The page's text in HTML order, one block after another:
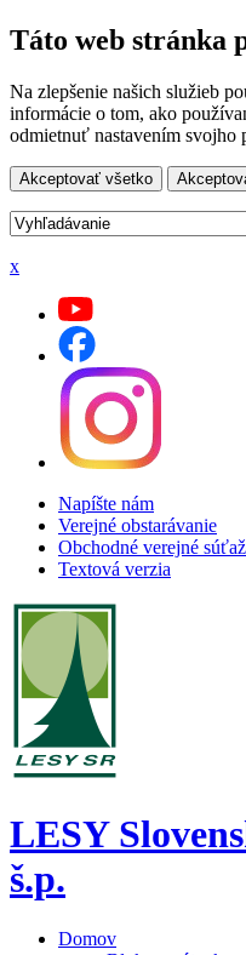
Táto web stránka
Na zlepšenie našich služieb
informácie o tom, ako
odmietnuť nastavením svojho
Akceptovať všetko
x
Napíšte nám
Verejné obstarávanie
Obchodné verejné
Textová verzia
LESY
š.p.
Domov